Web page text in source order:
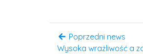
Poprzedni news
Wysoka wrażliwość a